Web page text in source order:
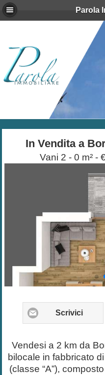
Parola
In Vendita a
Vani 2 - 0 m² -
Scrivici
Vendesi a 2 km da
bilocale in fabbricato
(classe “A”),